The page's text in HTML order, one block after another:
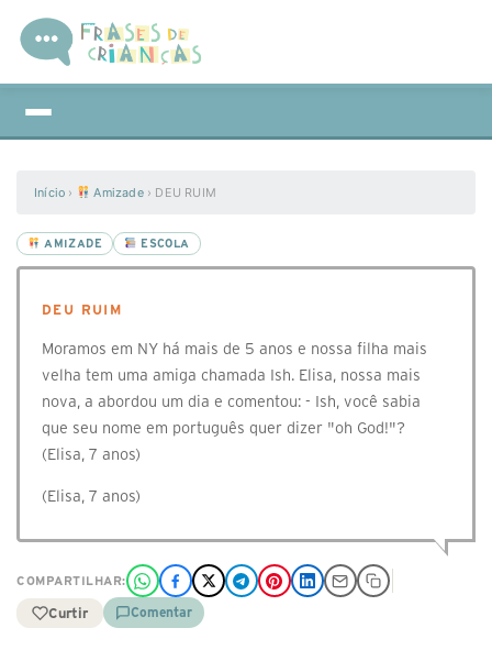
Início › Amizade › DEU RUIM
AMIZADE ESCOLA
DEU RUIM
Moramos em NY há mais de 5 anos e nossa filha mais
velha tem uma amiga chamada Ish. Elisa, nossa mais
nova, a abordou um dia e comentou: - Ish, você sabia
que seu nome em português quer dizer "oh God!"?
(Elisa, 7 anos)
(Elisa, 7 anos)
COMPARTILHAR:
Curtir Comentar